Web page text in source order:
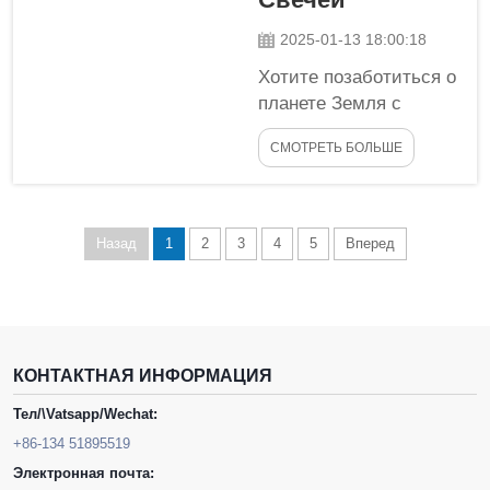
множество полезных
применений в нашей
повседневной жизни.
Теперь давайте
некоторые способы
его использования...
2025-01-13 18:00:18
Хотите позаботиться о
планете Земля с
помощью
определенного типа
— идеальный выбор.
Кокосовый воск
тропического плода,
известного как
СМОТРЕТЬ БОЛЬШЕ
Назад 1 2 3 4 5 Вперед
КОНТАКТНАЯ ИНФОРМАЦИЯ
Тел/\Vatsapp/Wechat:
+86-134 51895519
Электронная почта: